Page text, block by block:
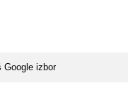
Google izbor